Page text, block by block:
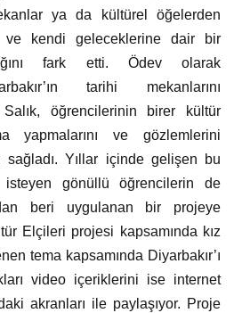
ya da kültürel öğelerden
ve kendi geleceklerine dair bir
fark etti. Ödev olarak
tarihi mekanlarını
Salık, öğrencilerinin birer kültür
yapmalarını ve gözlemlerini
sağladı. Yıllar içinde gelişen bu
isteyen gönüllü öğrencilerin de
beri uygulanan bir projeye
Elçileri projesi kapsamında kız
tema kapsamında Diyarbakır’ı
video içeriklerini ise internet
akranları ile paylaşıyor. Proje